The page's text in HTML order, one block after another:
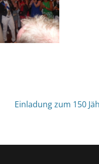
nächsterEinladung zum 150